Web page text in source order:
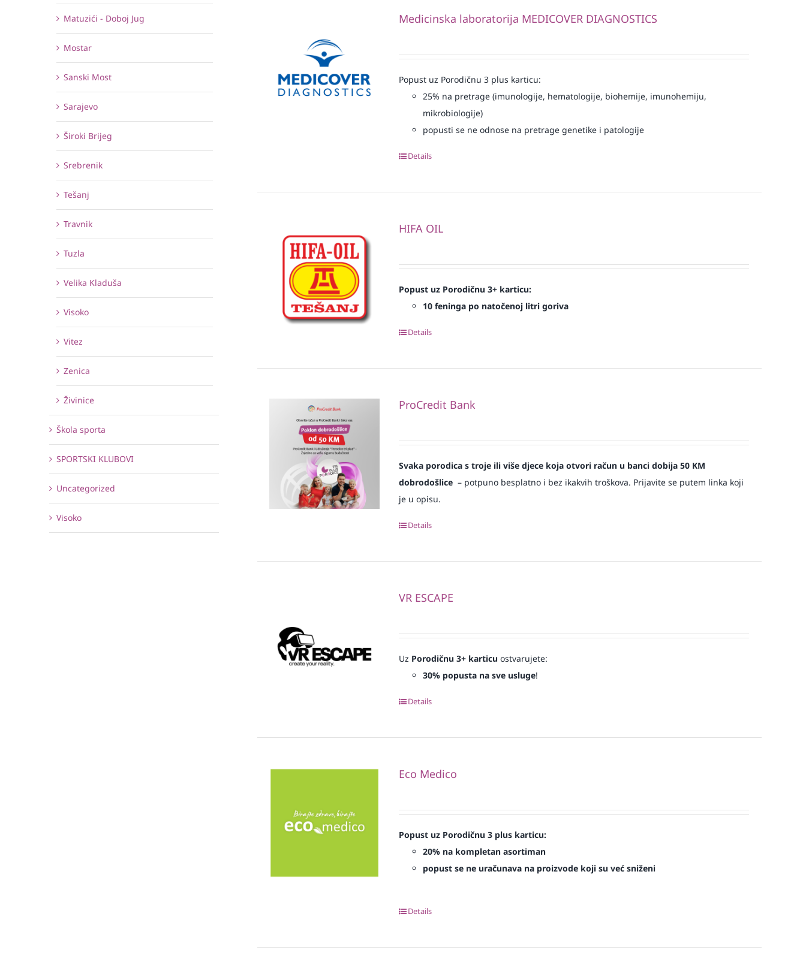
Medicinska laboratorija MEDICOVER DIAGNOSTICS
Popust uz Porodičnu 3 plus karticu:
25% na pretrage (imunologije, hematologije, biohemije, imunohemiju,
mikrobiologije)
popusti se ne odnose na pretrage genetike i patologije
Details
HIFA OIL
Popust uz Porodičnu 3+ karticu:
10 feninga po natočenoj litri goriva
Details
ProCredit Bank
Svaka porodica s troje ili više djece koja otvori račun u banci dobija 50 KM
dobrodošlice– potpuno besplatno i bez ikakvih troškova. Prijavite se putem linka koji
je u opisu.
Details
VR ESCAPE
Uz Porodičnu 3+ karticu ostvarujete:
30% popusta na sve usluge!
Details
Eco Medico
Popust uz Porodičnu 3 plus karticu:
20% na kompletan asortiman
popust se ne uračunava na proizvode koji su već sniženi
Details
Matuzići - Doboj Jug
Mostar
Sanski Most
Sarajevo
Široki Brijeg
Srebrenik
Tešanj
Travnik
Tuzla
Velika Kladuša
Visoko
Vitez
Zenica
Živinice
Škola sporta
SPORTSKI KLUBOVI
Uncategorized
Visoko